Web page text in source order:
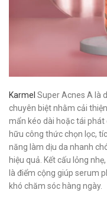
Karmel Super Acnes A là
chuyên biệt nhằm cải
mẩn kéo dài hoặc tái
hữu công thức chọn lọc,
năng làm dịu da nhanh
hiệu quả. Kết cấu lỏng
là điểm cộng giúp serum
khó chăm sóc hàng ngày.